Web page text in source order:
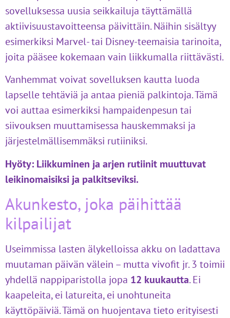
sovelluksessa uusia seikkailuja täyttämällä
aktiivisuustavoitteensa päivittäin. Näihin sisältyy
esimerkiksi Marvel- tai Disney-teemaisia tarinoita,
joita pääsee kokemaan vain liikkumalla riittävästi.
Vanhemmat voivat sovelluksen kautta luoda
lapselle tehtäviä ja antaa pieniä palkintoja. Tämä
voi auttaa esimerkiksi hampaidenpesun tai
siivouksen muuttamisessa hauskemmaksi ja
järjestelmällisemmäksi rutiiniksi.
Hyöty: Liikkuminen ja arjen rutiinit muuttuvat
leikinomaisiksi ja palkitseviksi.
Akunkesto, joka päihittää
kilpailijat
Useimmissa lasten älykelloissa akku on ladattava
muutaman päivän välein – mutta vivofit jr. 3 toimii
yhdellä nappiparistolla jopa 12 kuukautta. Ei
kaapeleita, ei latureita, ei unohtuneita
käyttöpäiviä. Tämä on huojentava tieto erityisesti